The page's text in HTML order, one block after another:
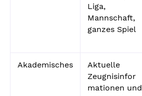
Liga,
Mannschaft,
ganzes Spiel
Akademisches
Aktuelle
Zeugnisinfor
mationen und